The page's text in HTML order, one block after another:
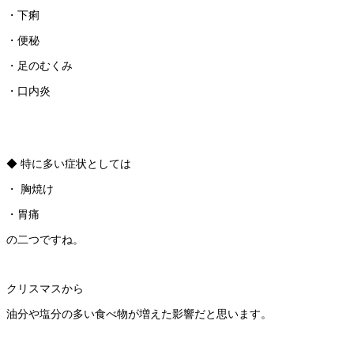
・下痢
・便秘
・足のむくみ
・口内炎
◆ 特に多い症状としては
・ 胸焼け
・胃痛
の二つですね。
クリスマスから
油分や塩分の多い食べ物が増えた影響だと思います。